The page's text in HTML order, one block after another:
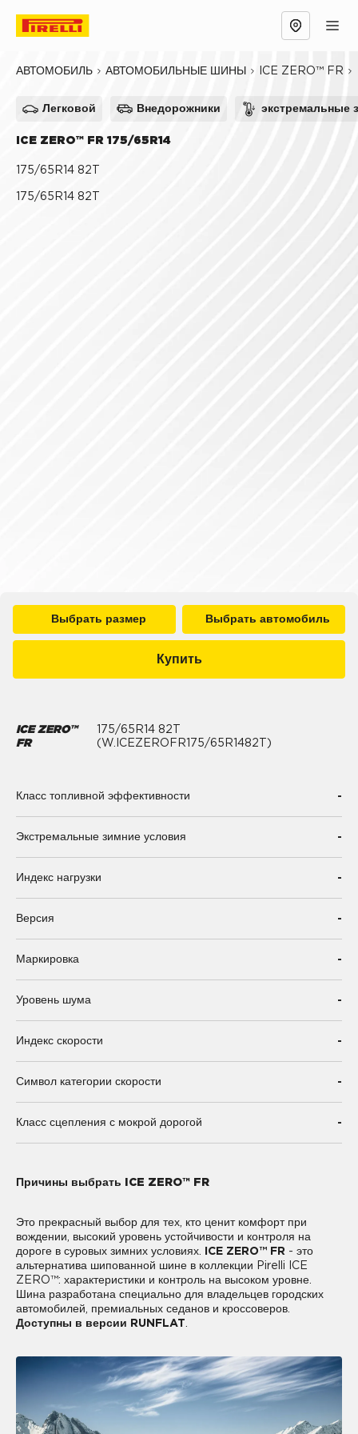
АВТОМОБИЛЬ АВТОМОБИЛЬНЫЕ ШИНЫ ICE ZERO™ FR
Легковой Внедорожники экстремальные
ICE ZERO™ FR 175/65R14
175/65R14 82T
175/65R14 82T
Выбрать размер Выбрать автомобиль
Купить
ICE ZERO™
FR
175/65R14 82T
(W.ICEZEROFR175/65R1482T)
Класс топливной эффективности -
Экстремальные зимние условия -
Индекс нагрузки -
Версия -
Маркировка -
Уровень шума -
Индекс скорости -
Символ категории скорости -
Класс сцепления с мокрой дорогой -
Причины выбрать ICE ZERO™ FR
Это прекрасный выбор для тех, кто ценит комфорт при
вождении, высокий уровень устойчивости и контроля на
дороге в суровых зимних условиях.
ICE ZERO™ FR - это
альтернатива шипованной шине в коллекции Pirelli ICE
ZERO™: характеристики и контроль на высоком уровне.
Шина разработана специально для владельцев городских
автомобилей, премиальных седанов и кроссоверов.
Доступны в версии RUNFLAT.